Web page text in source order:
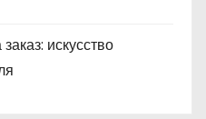
искусство